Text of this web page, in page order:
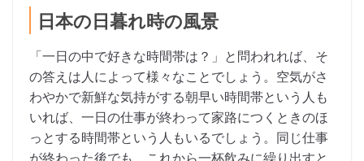
日本の日暮れ時の風景
「一日の中で好きな時間帯は？」と問われれば、そ
の答えは人によって様々なことでしょう。空気がさ
わやかで新鮮な気持がする朝早い時間帯という人も
いれば、一日の仕事が終わって家路につくときのほ
っとする時間帯という人もいるでしょう。同じ仕事